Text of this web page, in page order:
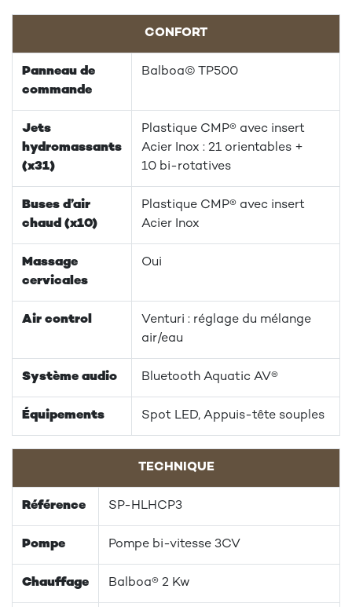
CONFORT
Panneau de
commande
Balboa© TP500
Jets
hydromassants
(x31)
Plastique CMP® avec insert
Acier Inox : 21 orientables +
10 bi-rotatives
Buses d’air
chaud (x10)
Plastique CMP® avec insert
Acier Inox
Massage
cervicales
Oui
Air control
Venturi : réglage du mélange
air/eau
Système audio Bluetooth Aquatic AV®
Équipements Spot LED, Appuis-tête souples
TECHNIQUE
Référence SP-HLHCP3
Pompe Pompe bi-vitesse 3CV
Chauffage Balboa® 2 Kw